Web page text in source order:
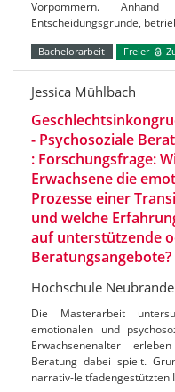
Vorpommern.
Entscheidungsgründe,
Bachelorarbeit Freier
Jessica Mühlbach
- Psychosoziale
: Forschungsfrage:
Erwachsene die
Prozesse einer
und welche
auf unterstützende
Beratungsangebote?
Hochschule
Die Masterarbeit
emotionalen und
Erwachsenenalter
Beratung dabei spielt.
narrativ-leitfadengestützten